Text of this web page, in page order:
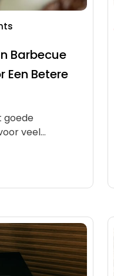
Barbecue
Een Betere
goede
veel…